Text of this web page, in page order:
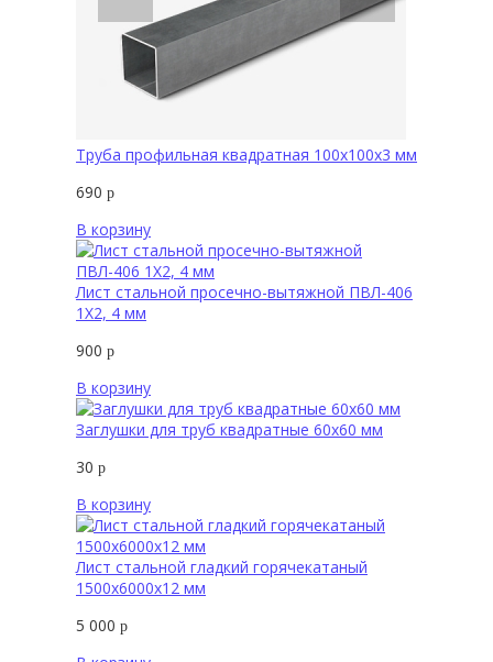
Труба профильная квадратная 100х100х3 мм
690 р
В корзину
Лист стальной просечно-вытяжной ПВЛ-406
1Х2, 4 мм
900 р
В корзину
Заглушки для труб квадратные 60х60 мм
30 р
В корзину
Лист стальной гладкий горячекатаный
1500х6000х12 мм
5 000 р